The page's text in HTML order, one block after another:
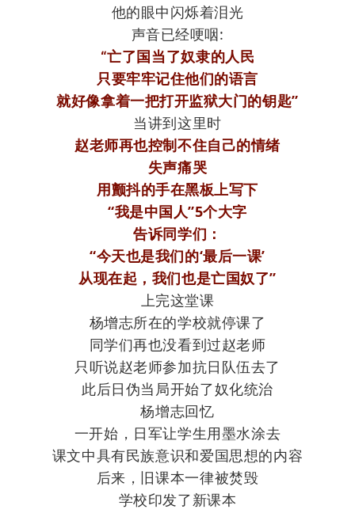
他的眼中闪烁着泪光
声音已经哽咽:
“亡了国当了奴隶的人民
只要牢牢记住他们的语言
就好像拿着一把打开监狱大门的钥匙”
当讲到这里时
赵老师再也控制不住自己的情绪
失声痛哭
用颤抖的手在黑板上写下
“我是中国人”5个大字
告诉同学们：
“今天也是我们的‘最后一课’
从现在起，我们也是亡国奴了”
上完这堂课
杨增志所在的学校就停课了
同学们再也没看到过赵老师
只听说赵老师参加抗日队伍去了
此后日伪当局开始了奴化统治
杨增志回忆
一开始，日军让学生用墨水涂去
课文中具有民族意识和爱国思想的内容
后来，旧课本一律被焚毁
学校印发了新课本